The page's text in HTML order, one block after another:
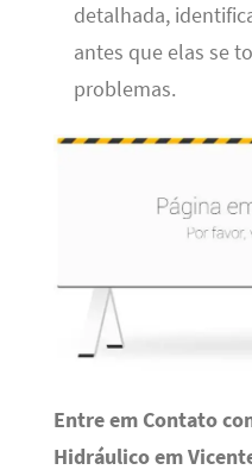
detalhada,
antes que elas se
problemas.
Entre em Contato
Hidráulico em